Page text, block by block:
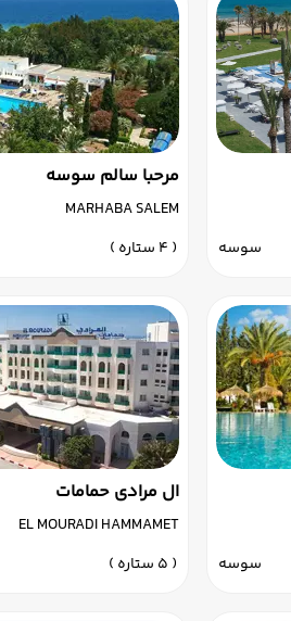
سوسه
مرحبا سالم سوسه
MARHABA SALEM
( 4 ستاره )
سوسه
ال مرادی حمامات
EL MOURADI HAMMAMET
( 5 ستاره )